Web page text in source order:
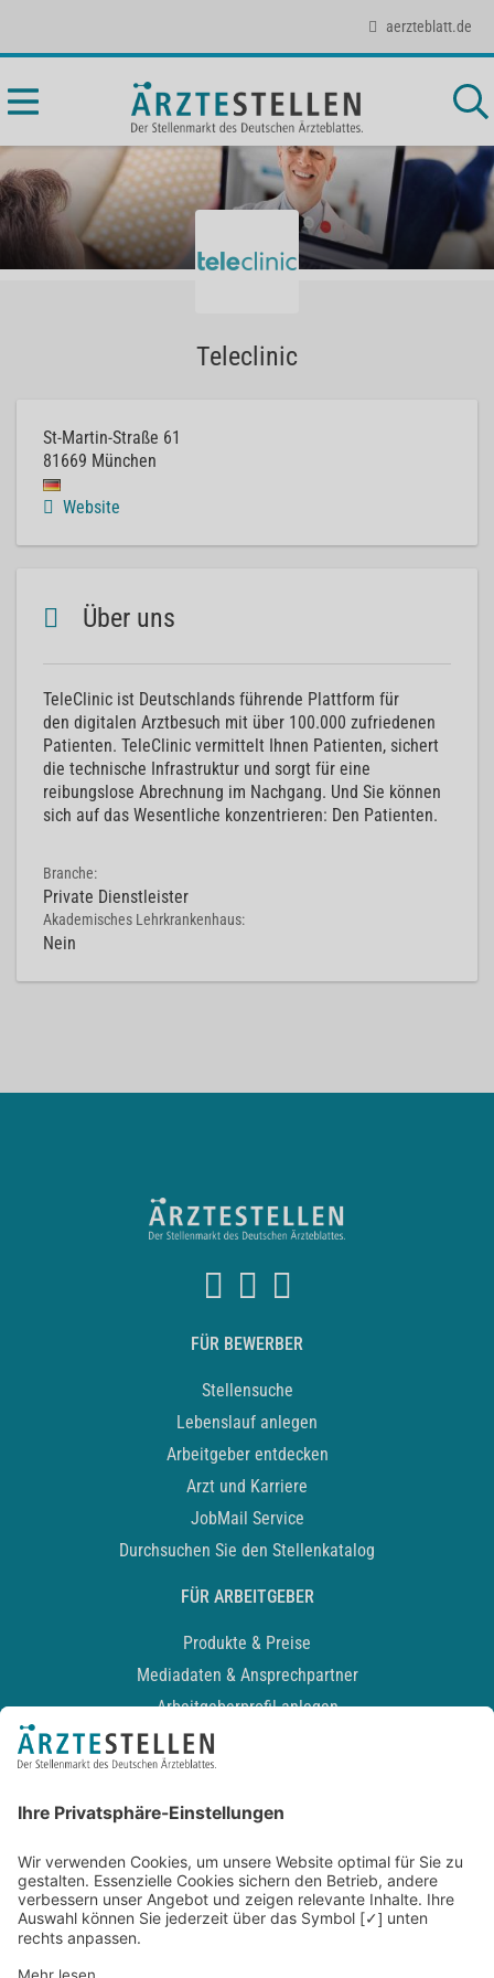
aerzteblatt.de
Teleclinic
St-Martin-Straße 61
81669 München
Website
Über uns
TeleClinic ist Deutschlands führende Plattform für
den digitalen Arztbesuch mit über 100.000 zufriedenen
Patienten. TeleClinic vermittelt Ihnen Patienten, sichert
die technische Infrastruktur und sorgt für eine
reibungslose Abrechnung im Nachgang. Und Sie können
sich auf das Wesentliche konzentrieren: Den Patienten.
Branche:
Private Dienstleister
Akademisches Lehrkrankenhaus:
Nein
FÜR BEWERBER
Stellensuche
Lebenslauf anlegen
Arbeitgeber entdecken
Arzt und Karriere
JobMail Service
Durchsuchen Sie den Stellenkatalog
FÜR ARBEITGEBER
Produkte & Preise
Mediadaten & Ansprechpartner
Arbeitgeberprofil anlegen
Recruiting-Podcast
Kontakt
Datenschutz
Newsletter